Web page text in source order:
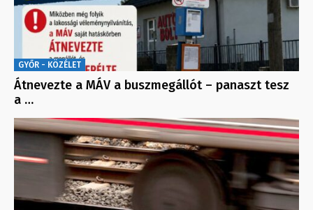
GYŐR - KÖZÉLET
Átnevezte a MÁV a buszmegállót – panaszt tesz
a …